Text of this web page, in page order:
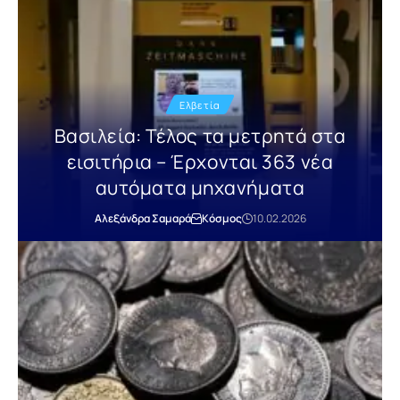
Ελβετία
Βασιλεία: Τέλος τα μετρητά στα
εισιτήρια – Έρχονται 363 νέα
αυτόματα μηχανήματα
Αλεξάνδρα Σαμαρά Κόσμος 10.02.2026